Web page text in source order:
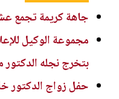
جاهة كريمة تجمع
مجموعة الوكيل
بتخرج نجله الدكتور
حفل زواج الدكتور